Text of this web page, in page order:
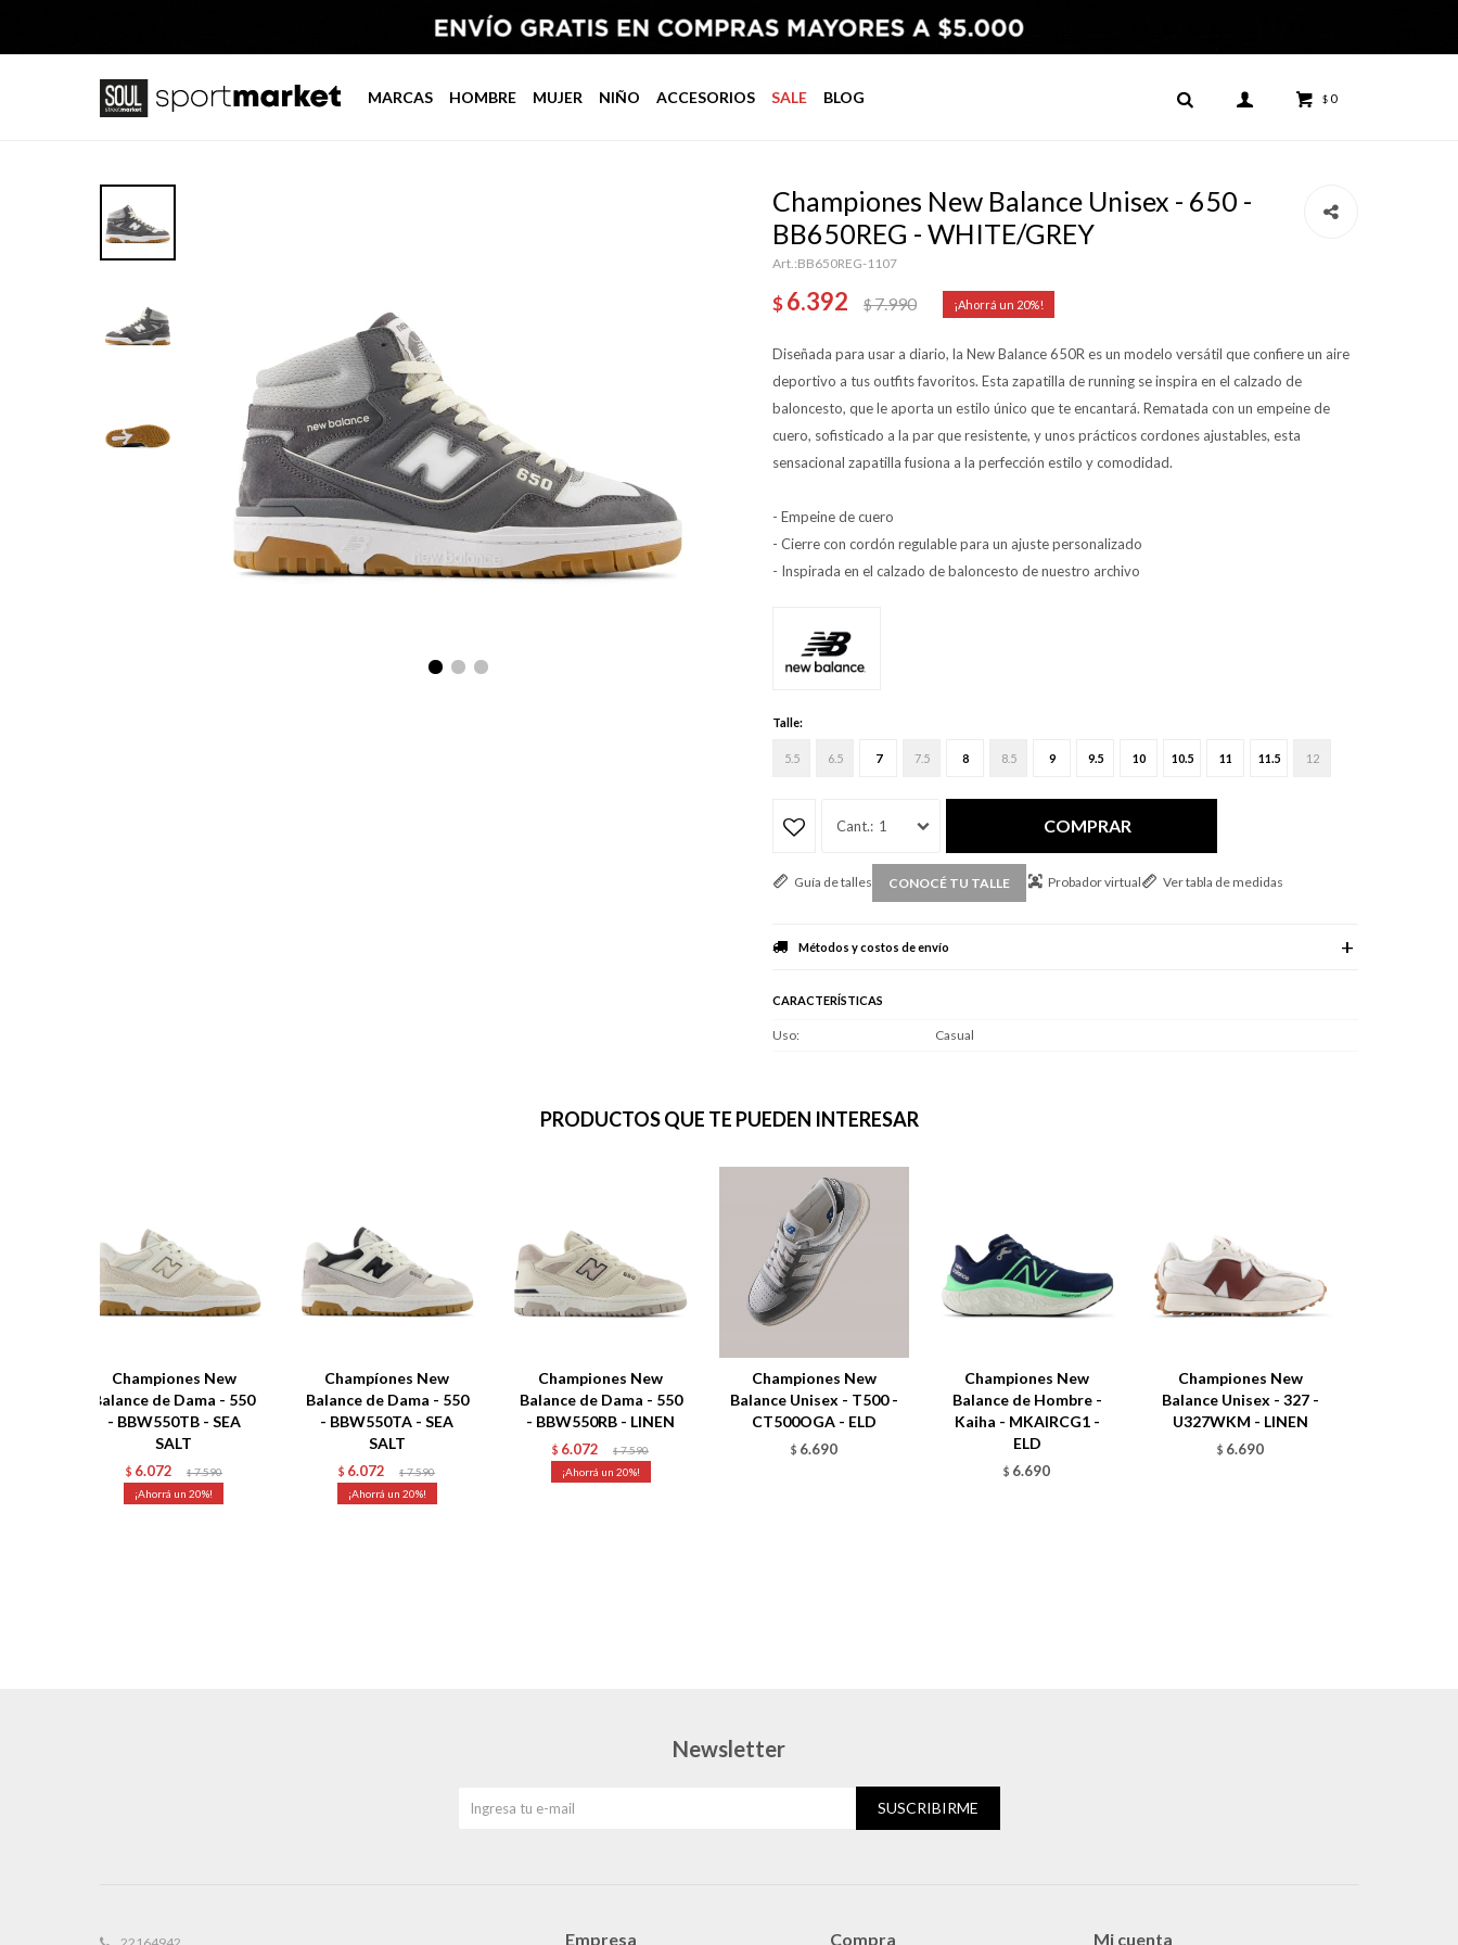
MARCAS HOMBRE MUJER NIÑO ACCESORIOS SALE BLOG $ 0
Championes New Balance Unisex - 650 -
BB650REG - WHITE/GREY
BB650REG-1107
$6.392 $7.990 20
Diseñada para usar a diario, la New Balance 650R es un modelo versátil que confiere un aire
deportivo a tus outfits favoritos. Esta zapatilla de running se inspira en el calzado de
baloncesto, que le aporta un estilo único que te encantará. Rematada con un empeine de
cuero, sofisticado a la par que resistente, y unos prácticos cordones ajustables, esta
sensacional zapatilla fusiona a la perfección estilo y comodidad.
- Empeine de cuero
- Cierre con cordón regulable para un ajuste personalizado
- Inspirada en el calzado de baloncesto de nuestro archivo
Talle:
5.5 6.5 7 7.5 8 8.5 9 9.5 10 10.5 11 11.5 12
1 COMPRAR
Guía de talles CONOCÉ TU TALLE Probador virtual Ver tabla de medidas
Métodos y costos de envío
CARACTERÍSTICAS
Uso Casual
PRODUCTOS QUE TE PUEDEN INTERESAR
Championes New
Balance de Dama - 550
- BBW550TB - SEA
SALT
$ 6.072 $ 7.590
20
Champíones New
Balance de Dama - 550
- BBW550TA - SEA
SALT
$ 6.072 $ 7.590
20
Championes New
Balance de Dama - 550
- BBW550RB - LINEN
$ 6.072 $ 7.590
20
Championes New
Balance Unisex - T500 -
CT500OGA - ELD
$ 6.690
Championes New
Balance de Hombre -
Kaiha - MKAIRCG1 -
ELD
$ 6.690
Championes New
Balance Unisex - 327 -
U327WKM - LINEN
$ 6.690
Empresa Compra Mi cuenta
Newsletter
SUSCRIBIRME